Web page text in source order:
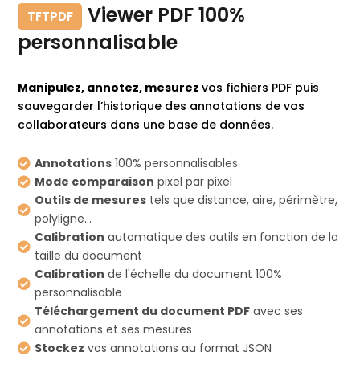
TFTPDF
Viewer PDF 100%
personnalisable
Manipulez, annotez, mesurez vos fichiers PDF puis
sauvegarder l’historique des annotations de vos
collaborateurs dans une base de données.
 Annotations 100% personnalisables
 Mode comparaison pixel par pixel

Outils de mesures tels que distance, aire, périmètre,
polyligne...

Calibration automatique des outils en fonction de la
taille du document

Calibration de l'échelle du document 100%
personnalisable

Téléchargement du document PDF avec ses
annotations et ses mesures
 Stockez vos annotations au format JSON